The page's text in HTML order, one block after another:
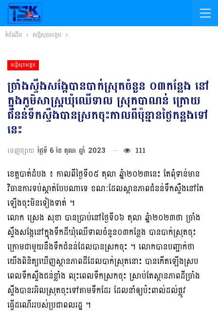
ទំព័រដើម សន្តិសុខសង្គម
សន្តិសុខសង្គម
ច្រាំងស្ទឹងសង្កែបានបាក់ស្រុតចំនួន ០៣កន្លែង នៅ
ក្នុងភូមិសាស្ត្រឃុំឈើទាល ស្រុកបាណន់ ក្រោយ
ជំនន់ទឹកស្ទឹងបានស្រកចុះកាលពីប៉ុន្មានថ្ងៃកន្លងទៅ
នេះ
ចេញផ្សាយ ថ្ងៃទី 6 ខែ តុលា ឆ្នាំ 2023 111
ខេត្តបាត់ដំបង ៖ កាលពីថ្ងៃទី០៥ តុលា ឆ្នំា២០២៣នេះ តែពុំទាន់មាន
វិធានការទប់ស្កាត់បែបណាទេ ខណៈដែលស្ថានភាពជំនន់ទឹកស្ទឹងនៅតែ
ឡើងចុះមិនទៀងទាត់ ។
លោក ស្រេង សុខា បានប្រាប់នៅថ្ងៃទី០៦ តុលា ឆ្នំា២០២៣ថា ច្រាំង
ស្ទឹងសង្កែនៅក្នុងទឹកដីឃុំឈើទាលចំនួន០៣កន្លែង បានបាក់ស្រុតចុះ
ក្រោមជាមួយនឹងទឹកជំនន់ដែលបានស្រកចុះ ។ លោកបានបញ្ជាក់ថា
យើងពិនិត្យឃើញស្ថានភាពដីដែលបាក់ស្រុតនោះ បានកើតឡើងស្រប
ពេលទឹកស្ទឹងជន់ខ្លាំង លុះពេលទឹកស្រកចុះ ស្រាប់តែស្ថានភាពដីច្រាំង
ស្ទឹងបានរអិលស្រុតចុះទៅតាមទឹកដែរ ដែលនាំឲ្យប៉ះពាល់ដល់ផ្លូវ
ធ្វើដណើររបស់ប្រជាពលរដ្ឋ ។